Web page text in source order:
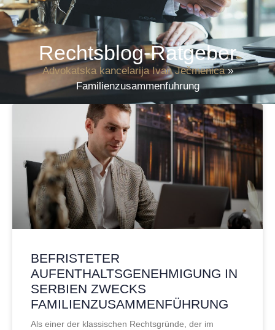
Rechtsblog-Ratgeber
Advokatska kancelarija Ivan Ječmenica»
Familienzusammenfuhrung
BEFRISTETER
AUFENTHALTSGENEHMIGUNG IN
SERBIEN ZWECKS
FAMILIENZUSAMMENFÜHRUNG
Als einer der klassischen Rechtsgründe, der im